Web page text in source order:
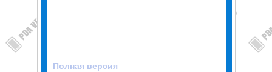
Полная версия